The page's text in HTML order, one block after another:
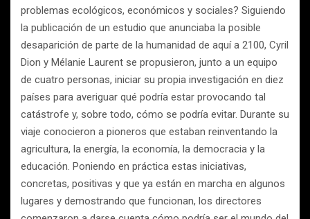
problemas ecológicos, económicos y sociales? Siguiendo
la publicación de un estudio que anunciaba la posible
desaparición de parte de la humanidad de aquí a 2100, Cyril
Dion y Mélanie Laurent se propusieron, junto a un equipo
de cuatro personas, iniciar su propia investigación en diez
países para averiguar qué podría estar provocando tal
catástrofe y, sobre todo, cómo se podría evitar. Durante su
viaje conocieron a pioneros que estaban reinventando la
agricultura, la energía, la economía, la democracia y la
educación. Poniendo en práctica estas iniciativas,
concretas, positivas y que ya están en marcha en algunos
lugares y demostrando que funcionan, los directores